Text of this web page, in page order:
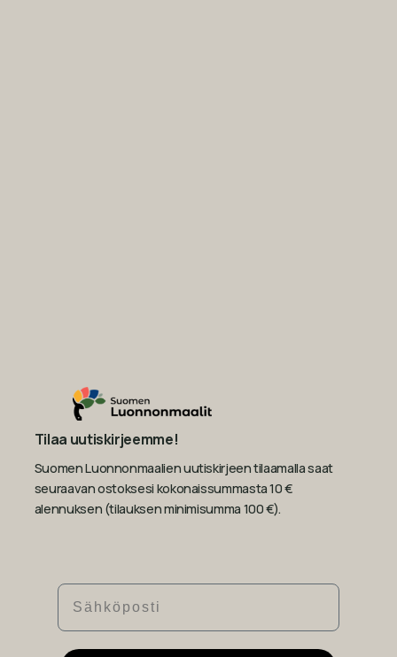
Tilaa uutiskirjeemme!
Suomen Luonnonmaalien uutiskirjeen tilaamalla saat
seuraavan ostoksesi kokonaissummasta 10 €
alennuksen (tilauksen minimisumma 100 €).
Sähköposti